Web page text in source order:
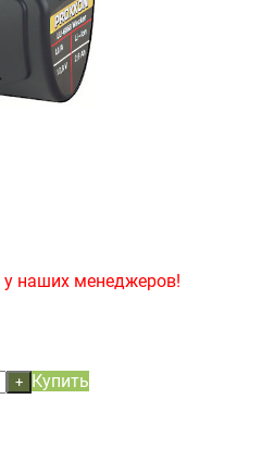
у наших менеджеров!
+ Купить